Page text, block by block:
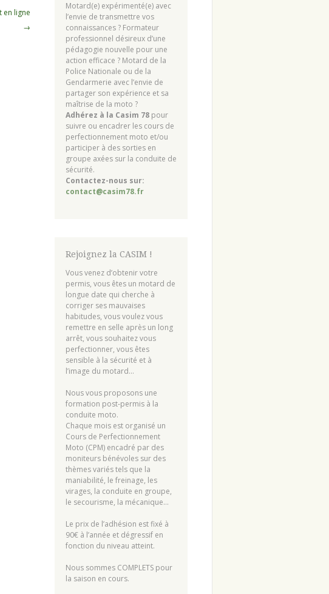
en ligne
→
Motard(e) expérimenté(e) avec
l’envie de transmettre vos
connaissances ? Formateur
professionnel désireux d’une
pédagogie nouvelle pour une
action efficace ? Motard de la
Police Nationale ou de la
Gendarmerie avec l’envie de
partager son expérience et sa
maîtrise de la moto ?
Adhérez à la Casim 78pour
suivre ou encadrer les cours de
perfectionnement moto et/ou
participer à des sorties en
groupe axées sur la conduite de
sécurité.
Contactez-nous sur:
contact@casim78.fr
Rejoignez la CASIM !
Vous venez d’obtenir votre
permis, vous êtes un motard de
longue date qui cherche à
corriger ses mauvaises
habitudes, vous voulez vous
remettre en selle après un long
arrêt, vous souhaitez vous
perfectionner, vous êtes
sensible à la sécurité et à
l’image du motard…
Nous vous proposons une
formation post-permis à la
conduite moto.
Chaque mois est organisé un
Cours de Perfectionnement
Moto (CPM) encadré par des
moniteurs bénévoles sur des
thèmes variés tels que la
maniabilité, le freinage, les
virages, la conduite en groupe,
le secourisme, la mécanique…
Le prix de l’adhésion est fixé à
90€ à l’année et dégressif en
fonction du niveau atteint.
Nous sommes COMPLETS pour
la saison en cours.